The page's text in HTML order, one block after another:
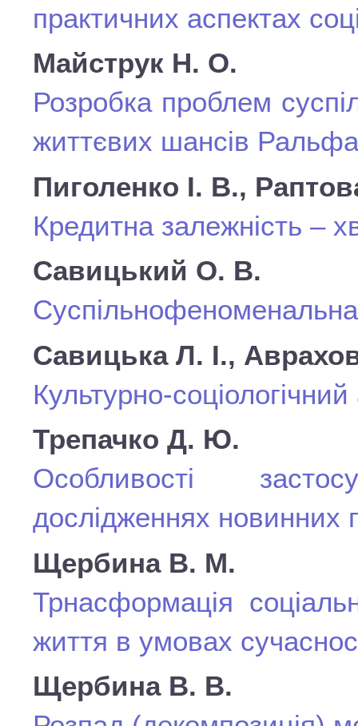
практичних аспектах
Майструк Н. О.
Розробка проблем
життєвих шансів
Пиголенко І. В.,
Кредитна залежність –
Савицький О. В.
Суспільнофеноменальна
Савицька Л. І.,
Культурно-
Трепачко Д. Ю.
Особливості
дослідженнях новинних
Щербина В. М.
Трнасформація
життя в умовах
Щербина В. В.